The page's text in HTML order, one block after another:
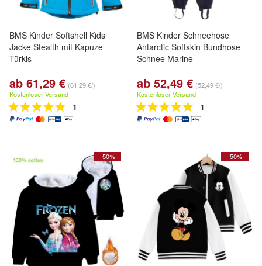
BMS Kinder Softshell Kids
Jacke Stealth mit Kapuze
Türkis
ab 61,29 € (61,29 €/)
Kostenloser Versand
1
BMS Kinder Schneehose
Antarctic Softskin Bundhose
Schnee Marine
ab 52,49 € (52,49 €/)
Kostenloser Versand
1
- 50% - 50%